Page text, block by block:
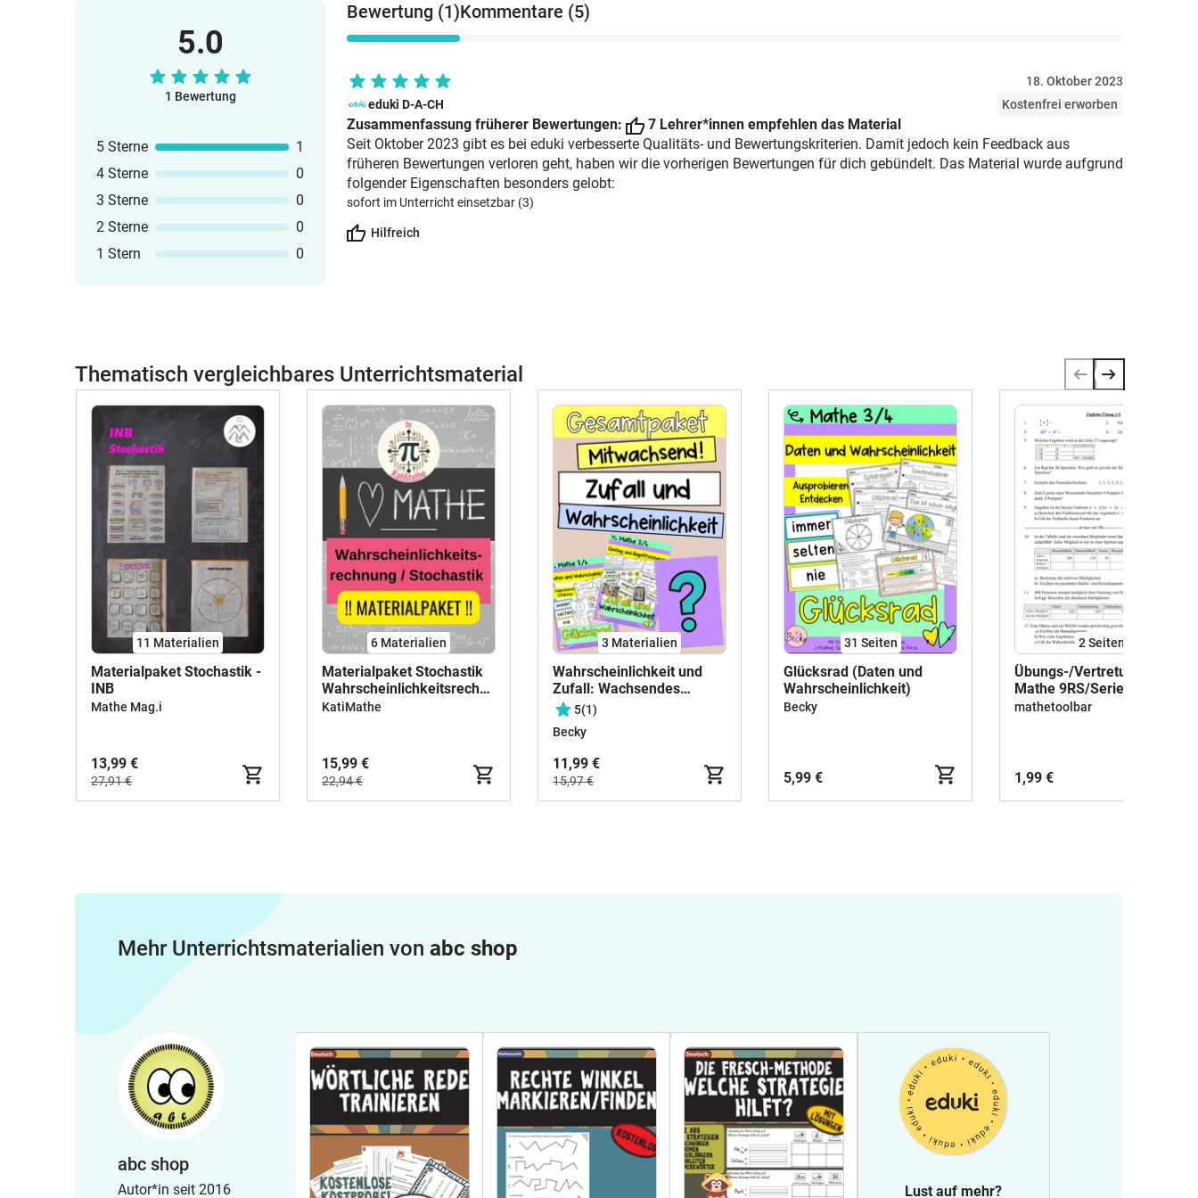
5.0
1 Bewertung
5 Sterne
1
4 Sterne
0
3 Sterne
0
2 Sterne
0
1 Stern
0
Bewertung (1)Kommentare (5)
18. Oktober 2023
eduki D-A-CH
Kostenfrei erworben
Zusammenfassung früherer Bewertungen:
7 Lehrer*innen empfehlen das Material
Seit Oktober 2023 gibt es bei eduki verbesserte Qualitäts- und Bewertungskriterien. Damit jedoch kein Feedback aus
früheren Bewertungen verloren geht, haben wir die vorherigen Bewertungen für dich gebündelt. Das Material wurde aufgrund
folgender Eigenschaften besonders gelobt:
sofort im Unterricht einsetzbar (3)
Hilfreich
Thematisch vergleichbares Unterrichtsmaterial
11 Materialien
Materialpaket Stochastik -
INB
Mathe Mag.i
13,99 €
27,91 €
6 Materialien
Materialpaket Stochastik
Wahrscheinlichkeitsrechnung
Statistik
KatiMathe
15,99 €
22,94 €
3 Materialien
Wahrscheinlichkeit und
Zufall: Wachsendes
Gesamtpaket
5(1)
Becky
11,99 €
15,97 €
31 Seiten
Glücksrad (Daten und
Wahrscheinlichkeit)
Becky
5,99 €
2Seiten
Übungs-/
Mathe 9RS/Serie5 1 AB
mathetoolbar
1,99 €
Mehr Unterrichtsmaterialien von abc shop
abc shop
Autor*in seit 2016 Lust auf mehr?